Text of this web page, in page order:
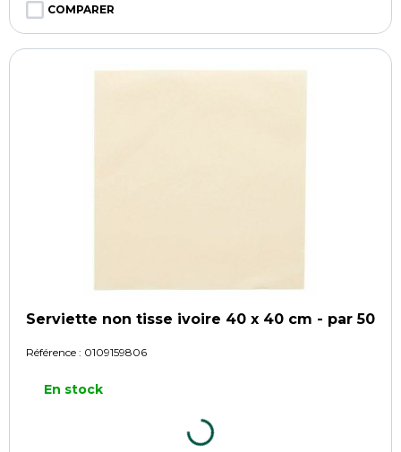
COMPARER
Serviette non tisse ivoire 40 x 40 cm - par 50
Référence : 0109159806
En stock